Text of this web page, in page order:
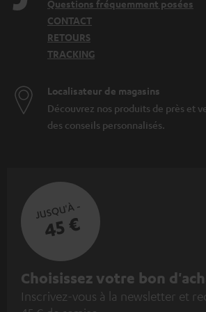
Casque audio PC
Questions fréquemment posées
CONTACT
RETOURS
TRACKING
Localisateur de magasins
Découvrez nos produits de près et
des conseils personnalisés.
JUSQU'À -
45 €
I
n
Choisissez votre bon
Inscrivez-vous à la newsletter et